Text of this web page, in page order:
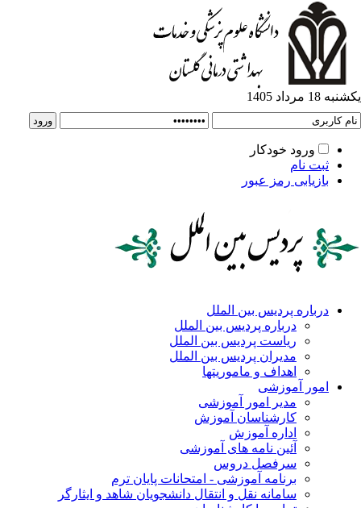
ورود خودکار
نام
رمز عبور
پردیس بین الملل
درباره پردیس بین الملل
ریاست پردیس بین الملل
مدیران پردیس بین الملل
اهداف و ماموریتها
آموزشی
مدیر امور آموزشی
کارشناسان آموزش
اداره آموزش
آئین نامه های آموزشی
سرفصل دروس
برنامه آموزشی - امتحانات پایان ترم
سامانه نقل و انتقال دانشجویان شاهد و ایثارگر